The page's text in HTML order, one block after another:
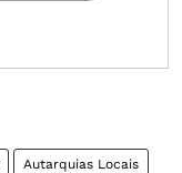
Autarquias Locais